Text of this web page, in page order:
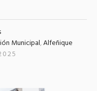
Municipal,Alfeñique